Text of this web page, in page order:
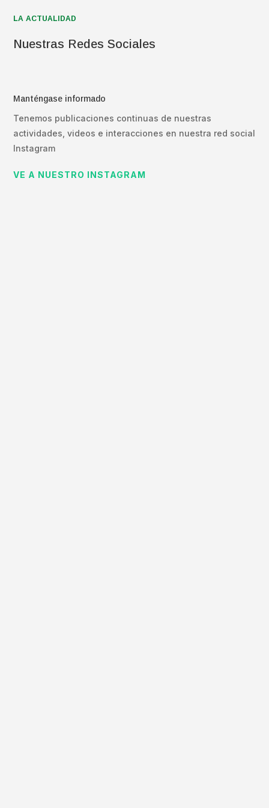
LA ACTUALIDAD
Nuestras Redes Sociales
Manténgase informado
Tenemos publicaciones continuas de nuestras
actividades, videos e interacciones en nuestra red social
Instagram
VE A NUESTRO INSTAGRAM